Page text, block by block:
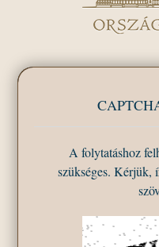
A folytatáshoz
szükséges. Kérjük,